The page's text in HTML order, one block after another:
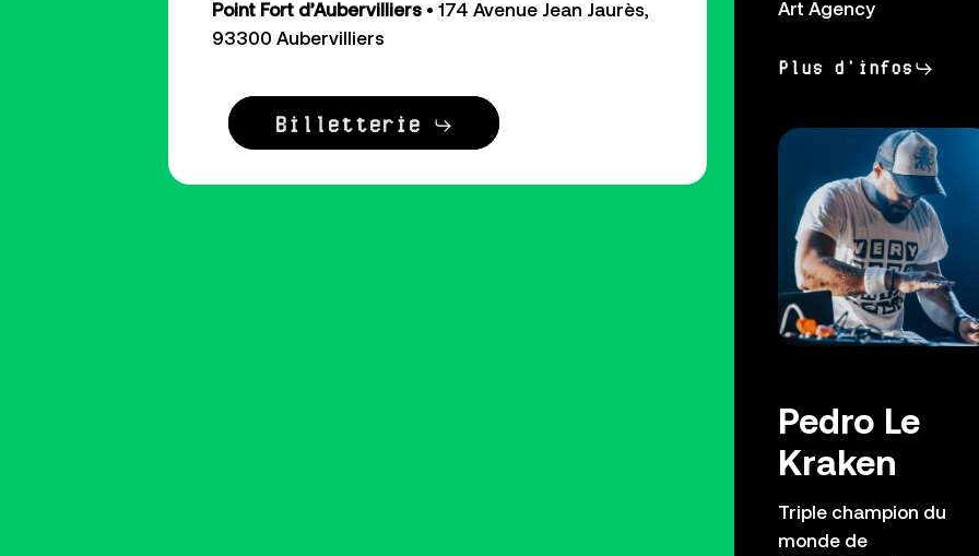
Point Fort d’Aubervilliers • 174 Avenue Jean Jaurès,
93300 Aubervilliers
Billetterie
Art Agency
Plus d'infos
Pedro Le
Kraken
Triple champion du
monde de